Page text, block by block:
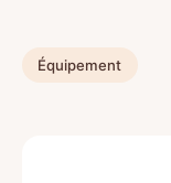
Équipement